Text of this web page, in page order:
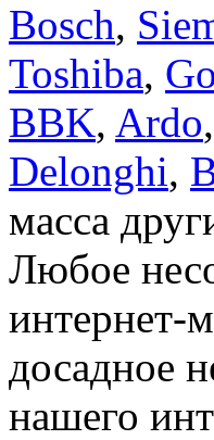
Bosch,
Toshiba,
BBK, Ardo,
Delonghi,
масса
Любое
интернет-
досадное
нашего